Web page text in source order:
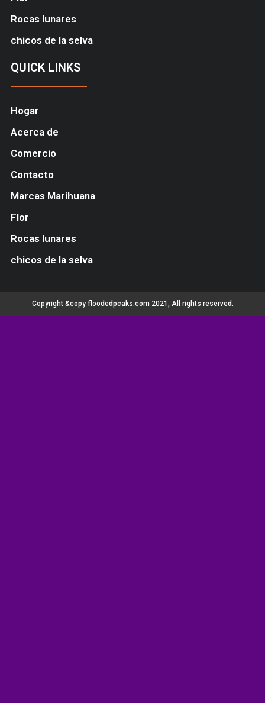
Rocas lunares
chicos de la selva
QUICK LINKS
Hogar
Acerca de
Comercio
Contacto
Marcas Marihuana
Flor
Rocas lunares
chicos de la selva
Copyright &copy floodedpcaks.com 2021, All rights reserved.